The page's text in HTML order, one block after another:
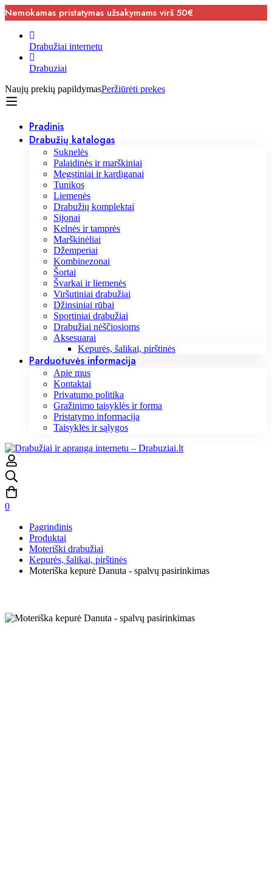
Nemokamas pristatymas užsakymams virš 50€
Drabužiai internetu
Drabuziai
Naujų prekių papildymasPeržiūrėti prekes
Pradinis
Drabužių katalogas
Suknelės
Palaidinės ir marškiniai
Megstiniai ir kardiganai
Tunikos
Liemenės
Drabužių komplektai
Sijonai
Kelnės ir tamprės
Marškinėliai
Džemperiai
Kombinezonai
Šortai
Švarkai ir liemenės
Viršutiniai drabužiai
Džinsiniai rūbai
Sportiniai drabužiai
Drabužiai nėščiosioms
Aksesuarai
Kepurės, šalikai, pirštinės
Parduotuvės informacija
Apie mus
Kontaktai
Privatumo politika
Gražinimo taisyklės ir forma
Pristatymo informacija
Taisyklės ir sąlygos
0
Pagrindinis
Produktai
Moteriški drabužiai
Kepurės, šalikai, pirštinės
Moteriška kepurė Danuta - spalvų pasirinkimas